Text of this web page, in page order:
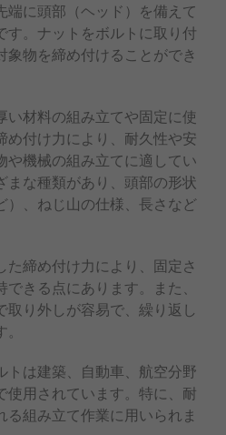
端に頭部（ヘッド）を備えて
す。ナットをボルトに取り付
物を締め付けることができ
い材料の組み立てや固定に使
め付け力により、耐久性や安
や機械の組み立てに適してい
まな種類があり、頭部の形状
）、ねじ山の仕様、長さなど
締め付け力により、固定さ
きる点にあります。また、
取り外しが容易で、繰り返し
トは建築、自動車、航空分野
使用されています。特に、耐
組み立て作業に用いられま